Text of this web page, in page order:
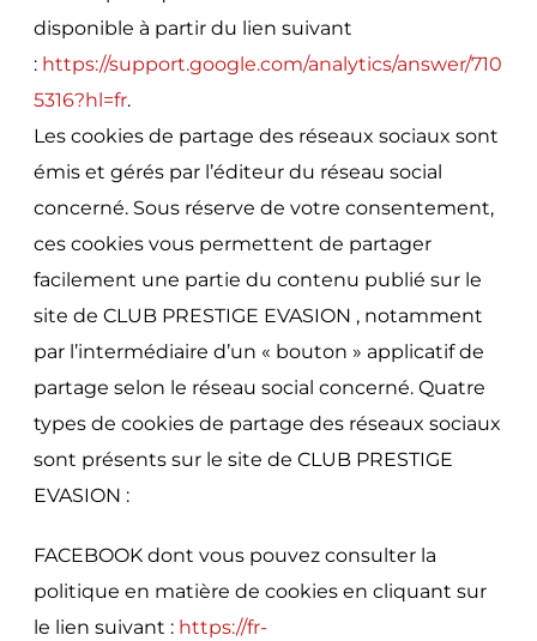
disponible à partir du lien suivant
: https://support.google.com/analytics/answer/710
5316?hl=fr.
Les cookies de partage des réseaux sociaux sont
émis et gérés par l’éditeur du réseau social
concerné. Sous réserve de votre consentement,
ces cookies vous permettent de partager
facilement une partie du contenu publié sur le
site de CLUB PRESTIGE EVASION , notamment
par l’intermédiaire d’un « bouton » applicatif de
partage selon le réseau social concerné. Quatre
types de cookies de partage des réseaux sociaux
sont présents sur le site de CLUB PRESTIGE
EVASION :
FACEBOOK dont vous pouvez consulter la
politique en matière de cookies en cliquant sur
le lien suivant : https://fr-